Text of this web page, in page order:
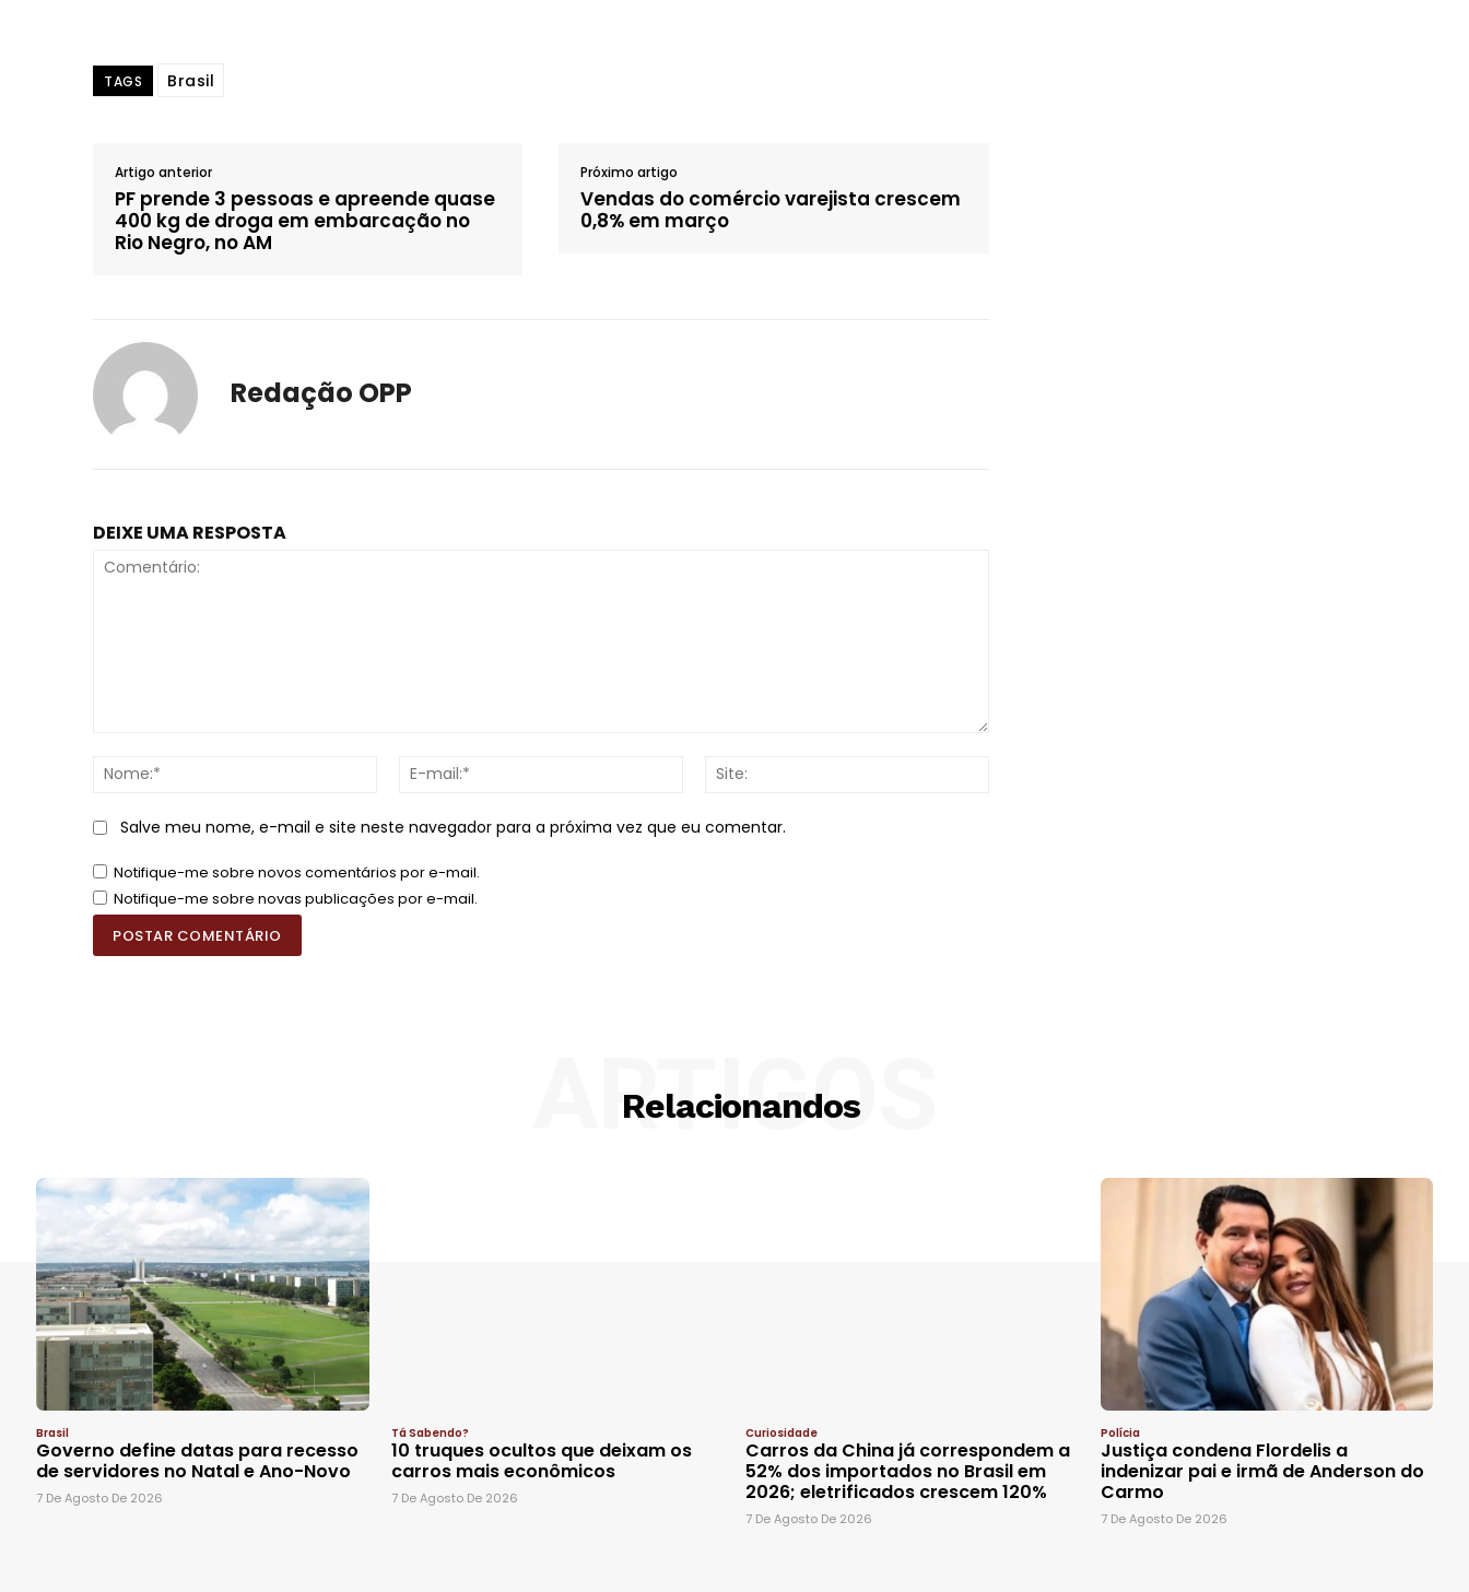
TAGS Brasil
Artigo anterior
PF prende 3 pessoas e apreende quase
400 kg de droga em embarcação no
Rio Negro, no AM
Próximo artigo
Vendas do comércio varejista crescem
0,8% em março
Redação OPP
DEIXE UMA RESPOSTA
Nome:*
Salve meu nome, e-mail e site neste navegador para a próxima vez que eu comentar.
Notifique-me sobre novos comentários por e-mail.
Notifique-me sobre novas publicações por e-mail.
Relacionandos
ARTIGOS
Brasil
Governo define datas para recesso
de servidores no Natal e Ano-Novo
7 De Agosto De 2026
Tá Sabendo?
10 truques ocultos que deixam os
carros mais econômicos
7 De Agosto De 2026
Curiosidade
Carros da China já correspondem a
52% dos importados no Brasil em
2026; eletrificados crescem 120%
7 De Agosto De 2026
Polícia
Justiça condena Flordelis a
indenizar pai e irmã de Anderson do
Carmo
7 De Agosto De 2026